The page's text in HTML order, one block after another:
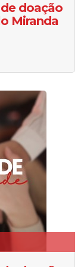
doação
Miranda